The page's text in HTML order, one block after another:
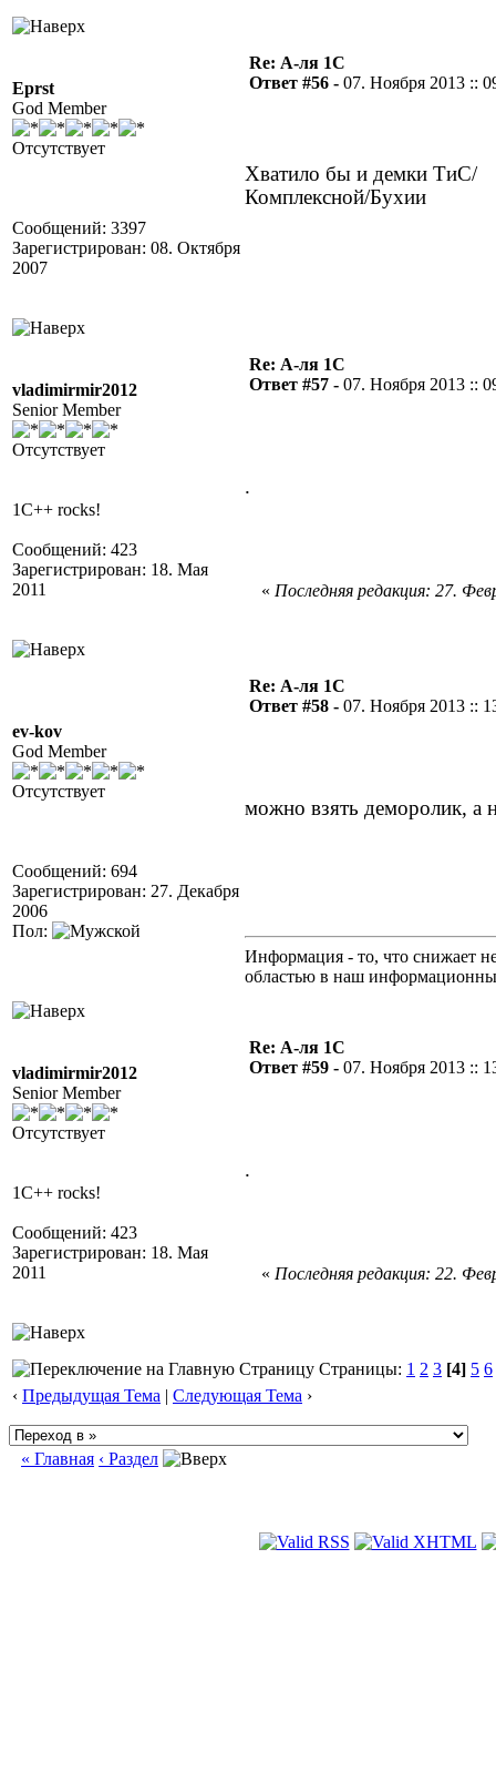
Eprst
God Member
Отсутствует
Сообщений: 3397
Зарегистрирован: 08. Октября
2007
Re: А-ля 1С
Ответ #56 - 07. Ноября 2013 ::
Хватило бы и демки ТиС/
Комплексной/Бухии
vladimirmir2012
Senior Member
Отсутствует
1C++ rocks!
Сообщений: 423
Зарегистрирован: 18. Мая
2011
Re: А-ля 1С
Ответ #57 - 07. Ноября 2013 ::
.
« Последняя редакция: 27.
ev-kov
God Member
Отсутствует
Сообщений: 694
Зарегистрирован: 27. Декабря
2006
Пол:
Re: А-ля 1С
Ответ #58 - 07. Ноября 2013 ::
можно взять деморолик, а
Информация - то, что снижает
областью в наш
vladimirmir2012
Senior Member
Отсутствует
1C++ rocks!
Сообщений: 423
Зарегистрирован: 18. Мая
2011
Re: А-ля 1С
Ответ #59 - 07. Ноября 2013 ::
.
« Последняя редакция: 22.
Страницы: 1 2 3 [4] 5 6
‹ Предыдущая Тема | Следующая Тема ›
« Главная ‹ Раздел